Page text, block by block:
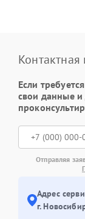
Если
свои данные и
Отправляя
Адрес
г.